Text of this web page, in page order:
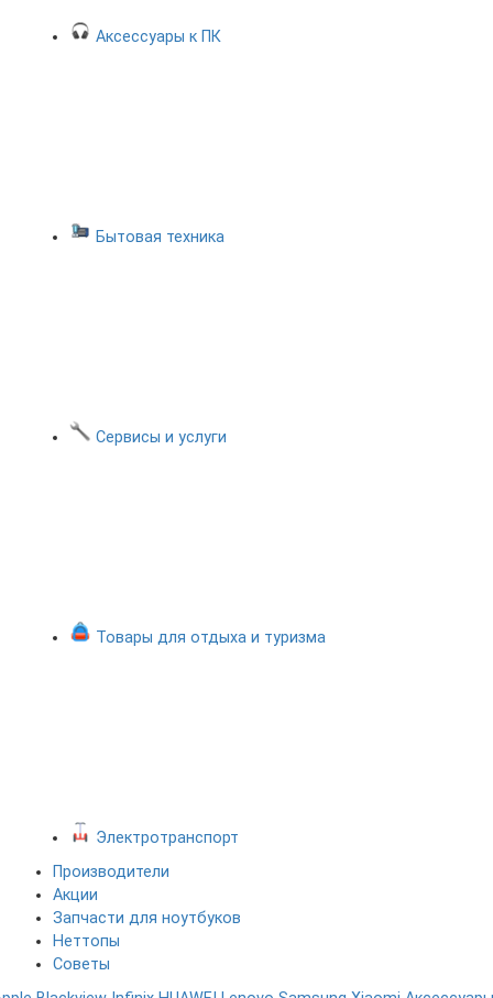
Аксессуары к ПК
Бытовая техника
Сервисы и услуги
Товары для отдыха и туризма
Электротранспорт
Производители
Акции
Запчасти для ноутбуков
Неттопы
Советы